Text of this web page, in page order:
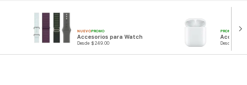
NUEVOPROMO
Accesorios para Watch
Desde $249.00
PROMO
Desde